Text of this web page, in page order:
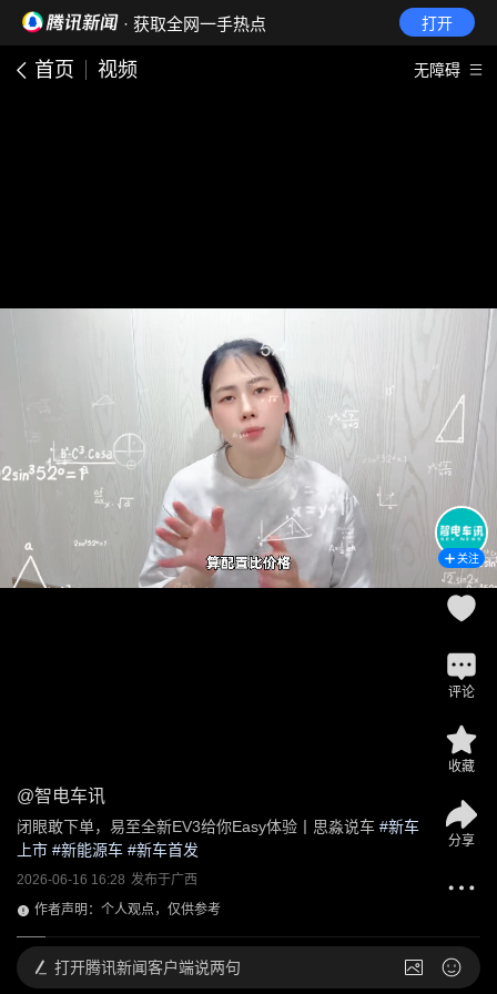
· 获取全网一手热点 打开
首页 视频 无障碍
@智电车讯
闭眼敢下单，易至全新EV3给你Easy体验丨思淼说车 #新车
上市 #新能源车 #新车首发
2026-06-16 16:28 发布于广西
作者声明：个人观点，仅供参考
关注
评论
收藏
分享
打开腾讯新闻客户端说两句